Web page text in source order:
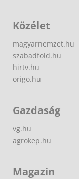
Közélet
magyarnemzet.hu
szabadfold.hu
hirtv.hu
origo.hu
Gazdaság
vg.hu
agrokep.hu
Magazin